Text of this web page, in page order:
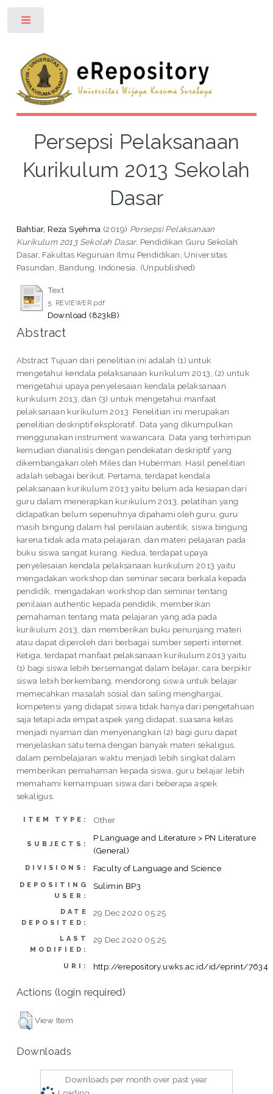
Persepsi Pelaksanaan
Kurikulum 2013 Sekolah
Dasar
Bahtiar, Reza Syehma (2019) Persepsi Pelaksanaan
Kurikulum 2013 Sekolah Dasar. Pendidikan Guru Sekolah
Dasar, Fakultas Keguruan Ilmu Pendidikan, Universitas
Pasundan, Bandung, Indonesia. (Unpublished)
Text
5. REVIEWER.pdf
Download (823kB)
Abstract
Abstract Tujuan dari penelitian ini adalah (1) untuk
mengetahui kendala pelaksanaan kurikulum 2013, (2) untuk
mengetahui upaya penyelesaian kendala pelaksanaan
kurikulum 2013, dan (3) untuk mengetahui manfaat
pelaksanaan kurikulum 2013. Penelitian ini merupakan
penelitian deskriptif eksploratif. Data yang dikumpulkan
menggunakan instrument wawancara. Data yang terhimpun
kemudian dianalisis dengan pendekatan deskriptif yang
dikembangakan oleh Miles dan Huberman. Hasil penelitian
adalah sebagai berikut. Pertama, terdapat kendala
pelaksanaan kurikulum 2013 yaitu belum ada kesiapan dari
guru dalam menerapkan kurikulum 2013, pelatihan yang
didapatkan belum sepenuhnya dipahami oleh guru, guru
masih bingung dalam hal penilaian autentik, siswa bingung
karena tidak ada mata pelajaran, dan materi pelajaran pada
buku siswa sangat kurang. Kedua, terdapat upaya
penyelesaian kendala pelaksanaan kurikulum 2013 yaitu
mengadakan workshop dan seminar secara berkala kepada
pendidik, mengadakan workshop dan seminar tentang
penilaian authentic kepada pendidik, memberikan
pemahaman tentang mata pelajaran yang ada pada
kurikulum 2013, dan memberikan buku penunjang materi
atau dapat diperoleh dari berbagai sumber seperti internet.
Ketiga, terdapat manfaat pelaksanaan kurikulum 2013 yaitu
(1) bagi siswa lebih bersemangat dalam belajar, cara berpikir
siswa lebih berkembang, mendorong siswa untuk belajar
memecahkan masalah sosial dan saling menghargai,
kompetensi yang didapat siswa tidak hanya dari pengetahuan
saja tetapi ada empat aspek yang didapat, suasana kelas
menjadi nyaman dan menyenangkan (2) bagi guru dapat
menjelaskan satu tema dengan banyak materi sekaligus,
dalam pembelajaran waktu menjadi lebih singkat dalam
memberikan pemahaman kepada siswa, guru belajar lebih
memahami kemampuan siswa dari beberapa aspek
sekaligus.
ITEM TYPE: Other
SUBJECTS:
P Language and Literature > PN Literature
(General)
DIVISIONS: Faculty of Language and Science
DEPOSITING
USER:
Sulimin BP3
DATE
DEPOSITED:
29 Dec 2020 05:25
LAST
MODIFIED:
29 Dec 2020 05:25
URI: http://erepository.uwks.ac.id/id/eprint/7634
Actions (login required)
View Item
Downloads
Downloads per month over past year